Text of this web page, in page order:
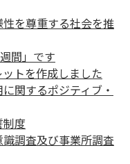
を尊重する社会を推
間」です
トを作成しました
関するポジティブ・
度
調査及び事業所調査